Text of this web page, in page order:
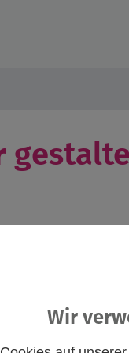
Wir
spielerisch